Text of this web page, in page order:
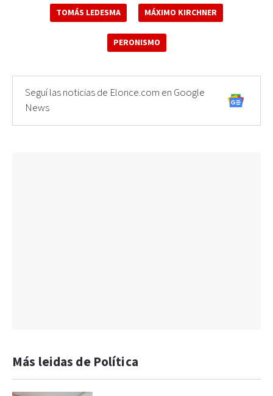
TOMÁS LEDESMA MÁXIMO KIRCHNER
PERONISMO
Seguí las noticias de Elonce.com en Google
News
Más leidas de Política